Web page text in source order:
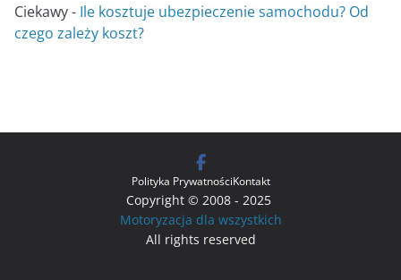
Ciekawy- Ile kosztuje ubezpieczenie samochodu? Od
czego zależy koszt?
Polityka PrywatnościKontakt
Copyright © 2008 - 2025
Motoryzacja dla wszystkich
All rights reserved